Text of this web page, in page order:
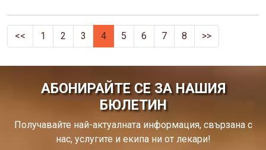
<< 1 2 3 4 5 6 7 8 >>
АБОНИРАЙТЕ СЕ ЗА НАШИЯ
БЮЛЕТИН
Получавайте най-актуалната информация, свързана с
нас, услугите и екипа ни от лекари!